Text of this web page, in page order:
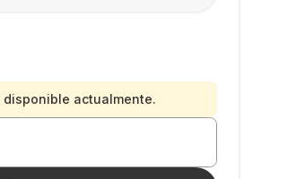
actualmente.